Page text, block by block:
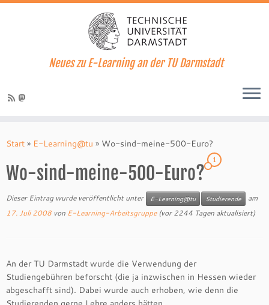
Inhalt
Neues zu E-Learning an der TU Darmstadt
Start » E-Learning@tu » Wo-sind-meine-500-Euro?
Wo-sind-meine-500-Euro?
1
Dieser Eintrag wurde veröffentlicht unter E-Learning@tu Studierende
am
17. Juli 2008 von E-Learning-Arbeitsgruppe(vor 2244 Tagen aktualisiert)
An der TU Darmstadt wurde die Verwendung der
Studiengebühren beforscht (die ja inzwischen in Hessen wieder
abgeschafft sind). Dabei wurde auch erhoben, wie denn die